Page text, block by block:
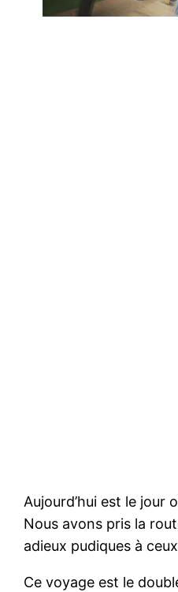
Aujourd’hui est le jour
Nous avons pris la
adieux pudiques à
Ce voyage est le